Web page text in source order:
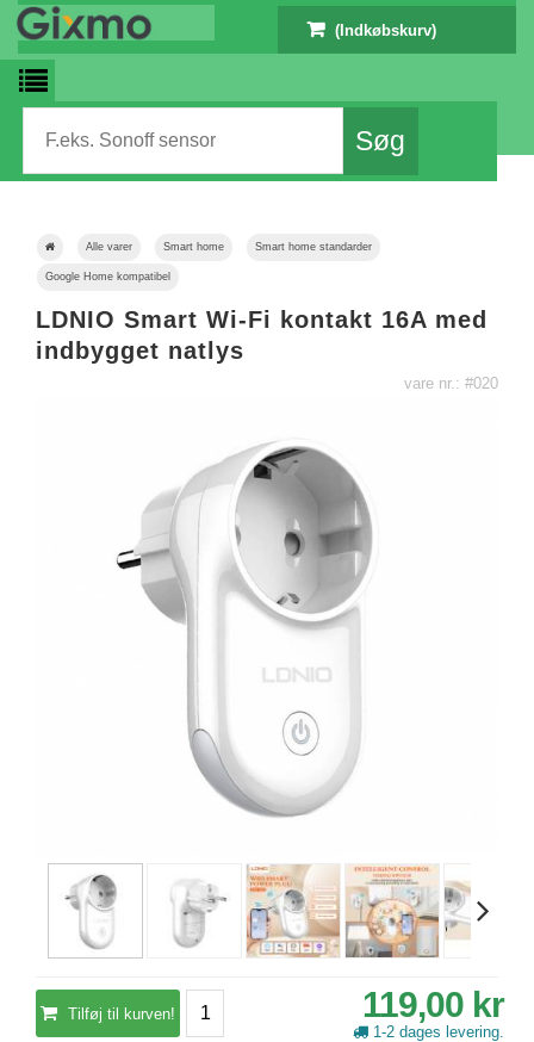
(Indkøbskurv)
Alle varer Smart home Smart home standarder
Google Home kompatibel
LDNIO Smart Wi-Fi kontakt 16A med
indbygget natlys
vare nr.: #020
Tilføj til kurven! 119,00 kr
1-2 dages levering.